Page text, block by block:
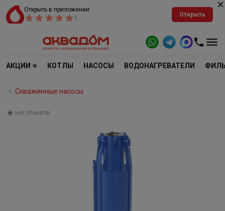
Открыть в приложении
1
Открыть
АКЦИИ ⭐ КОТЛЫ НАСОСЫ ВОДОНАГРЕВАТЕЛИ
Скважинные насосы
нет отзывов